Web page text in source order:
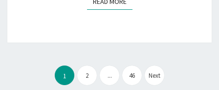
稅
快
文
章
1 2 ... 46 Next